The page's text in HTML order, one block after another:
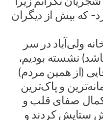
که بیش از دیگران
ولی‌آباد در سر
نشسته بودیم،
(از همین مردم)
و پاک‌ترین
کمال صفای قلب و
ستایش کردند و